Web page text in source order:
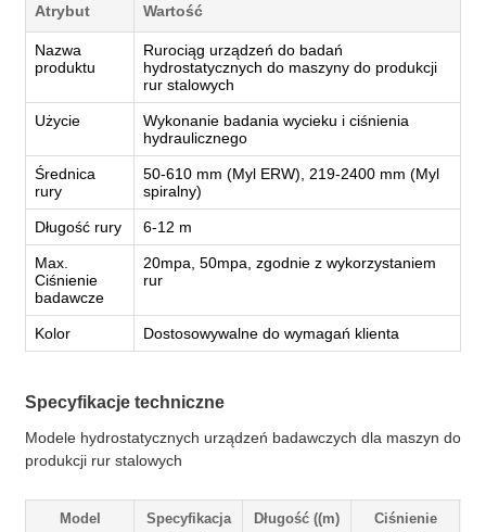
Atrybut Wartość
Nazwa
produktu
Rurociąg urządzeń do badań
hydrostatycznych do maszyny do produkcji
rur stalowych
Użycie
Wykonanie badania wycieku i ciśnienia
hydraulicznego
Średnica
rury
50-610 mm (Myl ERW), 219-2400 mm (Myl
spiralny)
Długość rury 6-12 m
Max.
Ciśnienie
badawcze
20mpa, 50mpa, zgodnie z wykorzystaniem
rur
Kolor Dostosowywalne do wymagań klienta
Specyfikacje techniczne
Modele hydrostatycznych urządzeń badawczych dla maszyn do
produkcji rur stalowych
Model
Specyfikacja
Długość ((m)
Ciśnienie